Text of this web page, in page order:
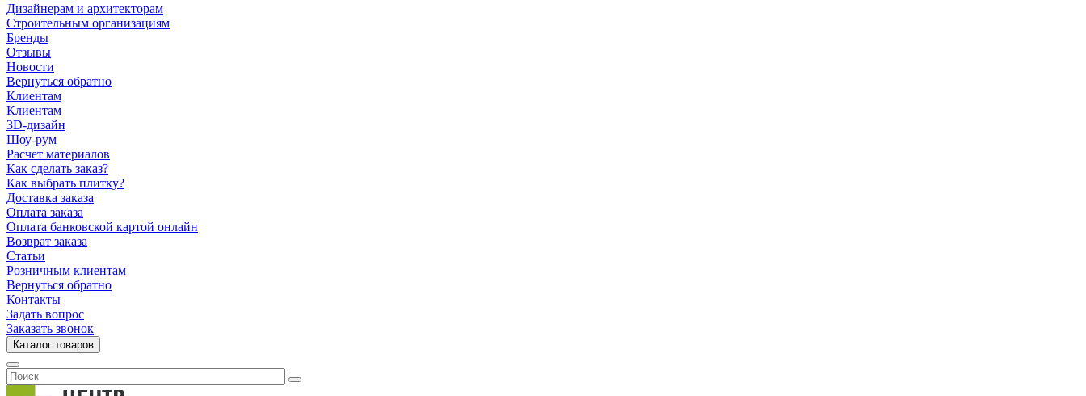
Дизайнерам и архитекторам
Строительным организациям
Бренды
Отзывы
Новости
Вернуться обратно
Клиентам
Клиентам
3D-дизайн
Шоу-рум
Расчет материалов
Как сделать заказ?
Как выбрать плитку?
Доставка заказа
Оплата заказа
Оплата банковской картой онлайн
Возврат заказа
Статьи
Розничным клиентам
Вернуться обратно
Контакты
Задать вопрос
Заказать звонок
Каталог товаров